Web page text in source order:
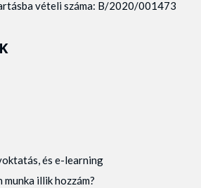
vételi száma: B/2020/001473
és e-learning
illik hozzám?